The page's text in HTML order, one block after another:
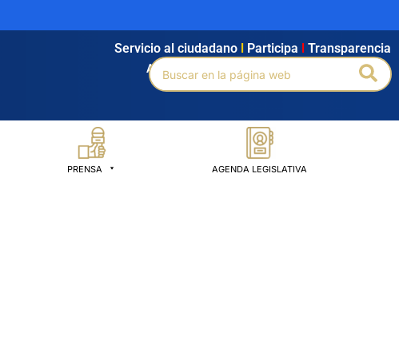
Agendamiento Intranet Búsqueda avanzada
Servicio al ciudadano Participa Transparencia
Buscar
por:
PRENSA AGENDA LEGISLATIVA